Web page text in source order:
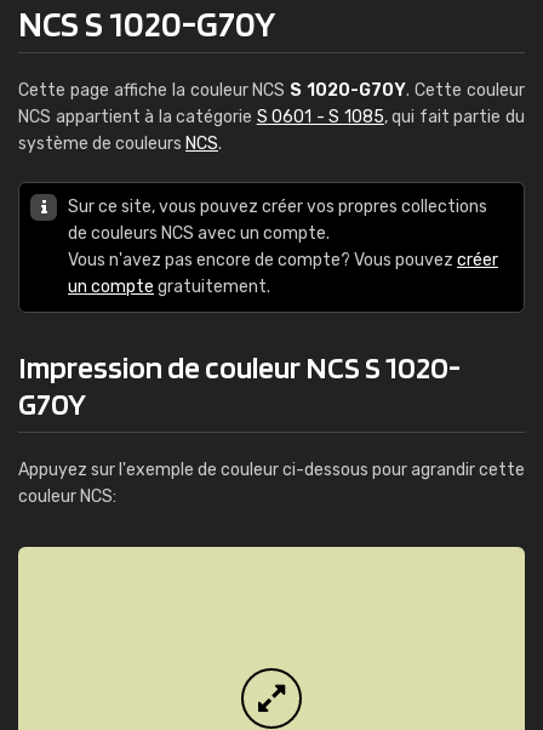
NCS S 1020-G70Y
Cette page affiche la couleur NCS S 1020-G70Y. Cette couleur
NCS appartient à la catégorie S 0601 - S 1085, qui fait partie du
système de couleurs NCS.
Sur ce site, vous pouvez créer vos propres collections
de couleurs NCS avec un compte.
Vous n'avez pas encore de compte? Vous pouvez créer
un compte gratuitement.
Impression de couleur NCS S 1020-
G70Y
Appuyez sur l'exemple de couleur ci-dessous pour agrandir cette
couleur NCS: